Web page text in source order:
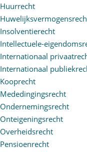
Huurrecht
Insolventierecht
Intellectuele-
Internationaal
Internationaal
Kooprecht
Mededingingsrecht
Ondernemingsrecht
Onteigeningsrecht
Overheidsrecht
Pensioenrecht